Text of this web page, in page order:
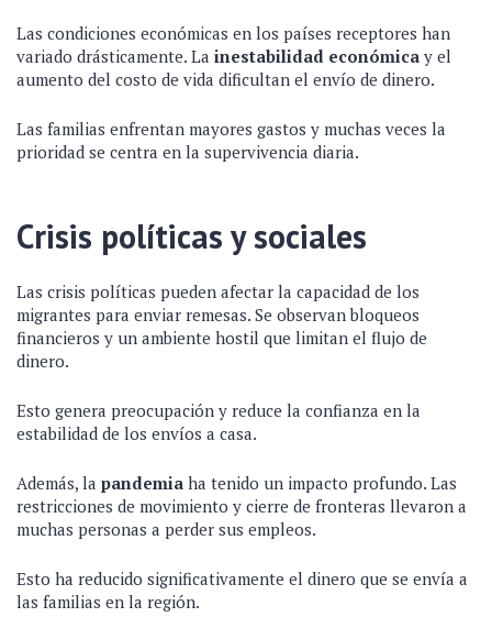
Las condiciones económicas en los países receptores han
variado drásticamente. La inestabilidad económica y el
aumento del costo de vida dificultan el envío de dinero.
Las familias enfrentan mayores gastos y muchas veces la
prioridad se centra en la supervivencia diaria.
Crisis políticas y sociales
Las crisis políticas pueden afectar la capacidad de los
migrantes para enviar remesas. Se observan bloqueos
financieros y un ambiente hostil que limitan el flujo de
dinero.
Esto genera preocupación y reduce la confianza en la
estabilidad de los envíos a casa.
Además, la pandemia ha tenido un impacto profundo. Las
restricciones de movimiento y cierre de fronteras llevaron a
muchas personas a perder sus empleos.
Esto ha reducido significativamente el dinero que se envía a
las familias en la región.